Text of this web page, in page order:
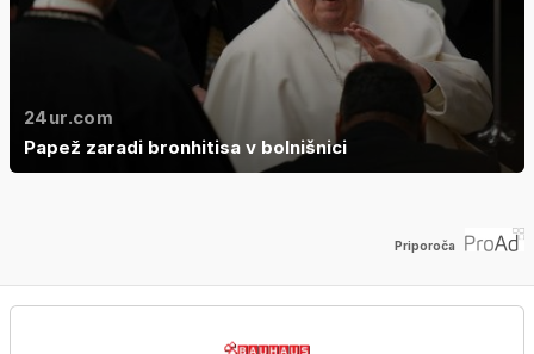
24ur.com
Papež zaradi bronhitisa v bolnišnici
Priporoča